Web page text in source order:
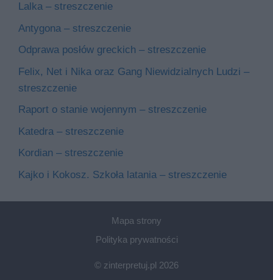
Lalka – streszczenie
Antygona – streszczenie
Odprawa posłów greckich – streszczenie
Felix, Net i Nika oraz Gang Niewidzialnych Ludzi –
streszczenie
Raport o stanie wojennym – streszczenie
Katedra – streszczenie
Kordian – streszczenie
Kajko i Kokosz. Szkoła latania – streszczenie
Mapa strony
Polityka prywatności
© zinterpretuj.pl 2026